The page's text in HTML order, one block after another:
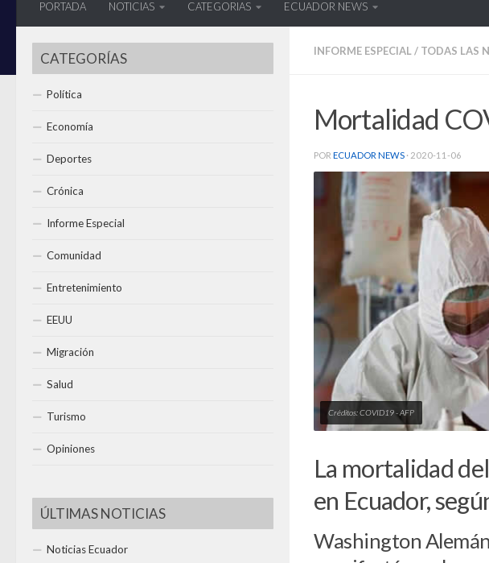
PORTADA NOTICIAS CATEGORIAS ECUADOR NEWS
INFORME ESPECIAL / TODAS LAS
Mortalidad
POR ECUADOR NEWS · 2020-11-06
Créditos: COVID19 - AFP
La mortalidad
en Ecuador,
Washington
CATEGORÍAS
Política
Economía
Deportes
Crónica
Informe Especial
Comunidad
Entretenimiento
EEUU
Migración
Salud
Turismo
Opiniones
ÚLTIMAS NOTICIAS
Noticias Ecuador